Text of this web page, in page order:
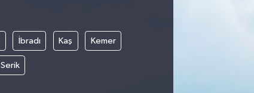
İbradı Kaş Kemer
Serik